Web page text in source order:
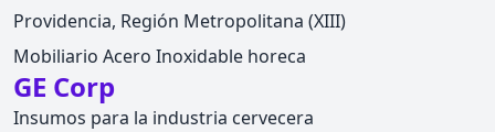
Providencia, Región Metropolitana (XIII)
Mobiliario Acero Inoxidable horeca
GE Corp
Insumos para la industria cervecera